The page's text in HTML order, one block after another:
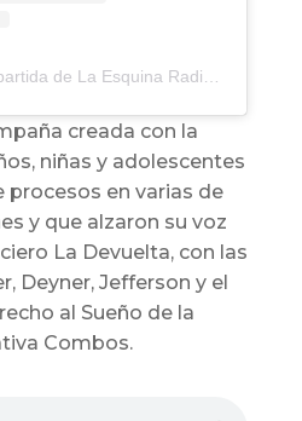
creada con la
niñas y adolescentes
procesos en varias de
y que alzaron su voz
La Devuelta, con las
Deyner, Jefferson y el
al Sueño de la
Combos.